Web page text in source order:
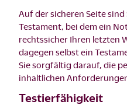
Auf der sicheren Seite
Testament, bei dem ein
rechtssicher Ihren letzten
dagegen selbst ein
Sie sorgfältig darauf, die
inhaltlichen
Testierfähigkeit